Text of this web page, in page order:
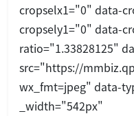
cropselx1="0" data-
cropsely1="0" data-
ratio="1.33828125"
src="https://
wx_fmt=jpeg" data-
_width="542px"